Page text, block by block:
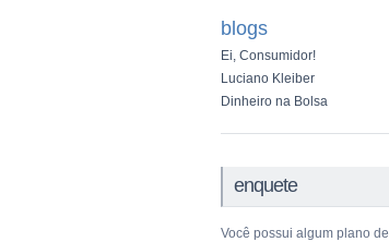
blogs
Ei, Consumidor!
Luciano Kleiber
Dinheiro na Bolsa
enquete
Você possui algum plano de